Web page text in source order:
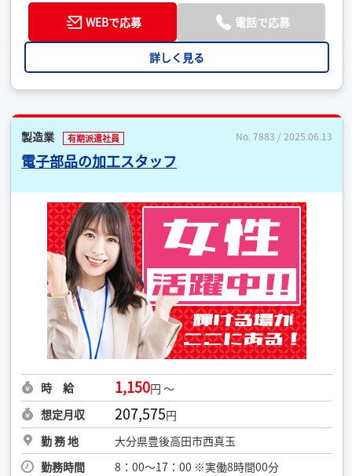
WEBで応募 電話で応募
詳しく見る
製造業 有期派遣社員 No. 7883 / 2025.06.13
電子部品の加工スタッフ
時 給 1,150円 ～
想定月収
207,575円
勤 務 地
大分県豊後高田市西真玉
勤務時間
8：00〜17：00 ※実働8時間00分